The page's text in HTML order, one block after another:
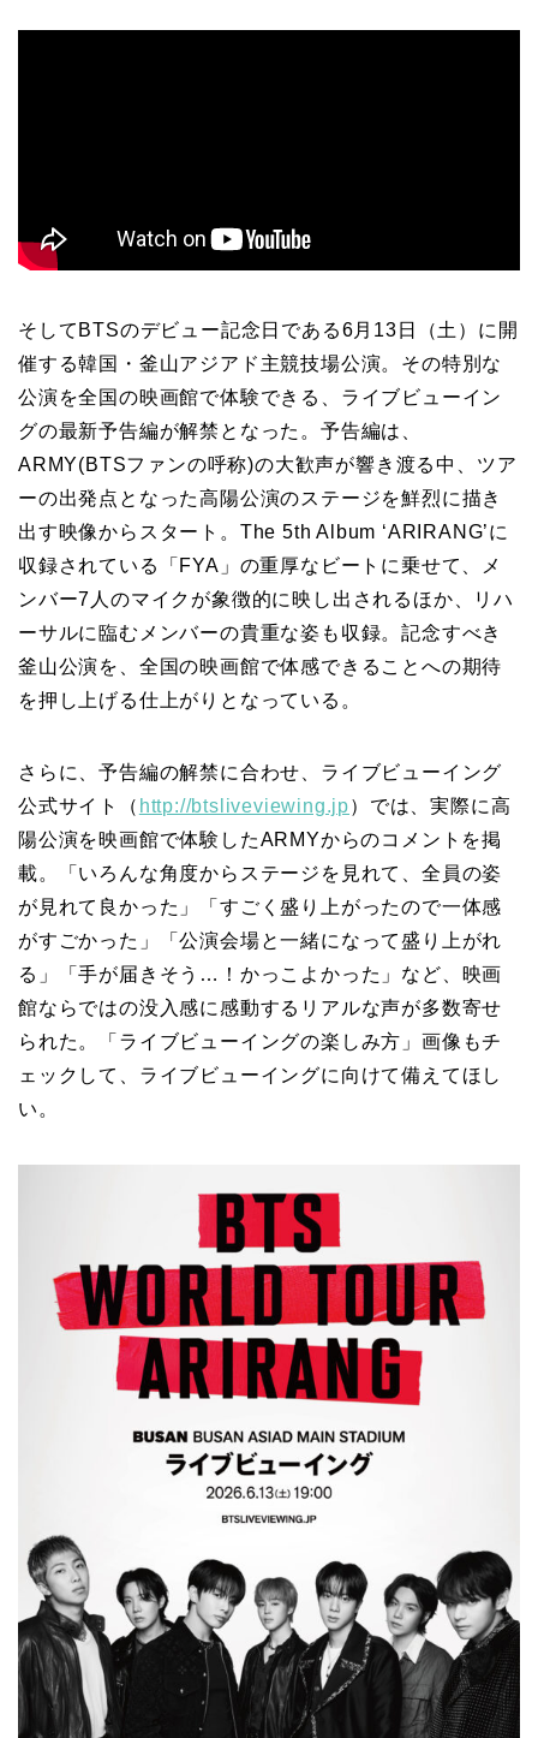
そしてBTSのデビュー記念日である6月13日（土）に開
催する韓国・釜山アジアド主競技場公演。その特別な
公演を全国の映画館で体験できる、ライブビューイン
グの最新予告編が解禁となった。予告編は、
ARMY(BTSファンの呼称)の大歓声が響き渡る中、ツア
ーの出発点となった高陽公演のステージを鮮烈に描き
出す映像からスタート。The 5th Album ‘ARIRANG’に
収録されている「FYA」の重厚なビートに乗せて、メ
ンバー7人のマイクが象徴的に映し出されるほか、リハ
ーサルに臨むメンバーの貴重な姿も収録。記念すべき
釜山公演を、全国の映画館で体感できることへの期待
を押し上げる仕上がりとなっている。
さらに、予告編の解禁に合わせ、ライブビューイング
公式サイト（ http://btsliveviewing.jp）では、実際に高
陽公演を映画館で体験したARMYからのコメントを掲
載。「いろんな角度からステージを見れて、全員の姿
が見れて良かった」「すごく盛り上がったので一体感
がすごかった」「公演会場と一緒になって盛り上がれ
る」「手が届きそう…！かっこよかった」など、映画
館ならではの没入感に感動するリアルな声が多数寄せ
られた。「ライブビューイングの楽しみ方」画像もチ
ェックして、ライブビューイングに向けて備えてほし
い。